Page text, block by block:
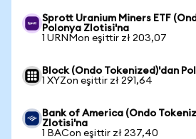
Sprott Uranium Miners ETF
Polonya Zlotisi'na
1 URNMon eşittir zł 203,07
Block (Ondo Tokenized)'dan
1 XYZon eşittir zł 291,64
Bank of America (Ondo
Zlotisi'na
1 BACon eşittir zł 237,40